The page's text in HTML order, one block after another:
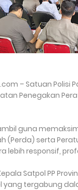
– Satuan
Penegakan
guna
(Perda) serta
lebih responsif,
Satpol PP
yang tergabung